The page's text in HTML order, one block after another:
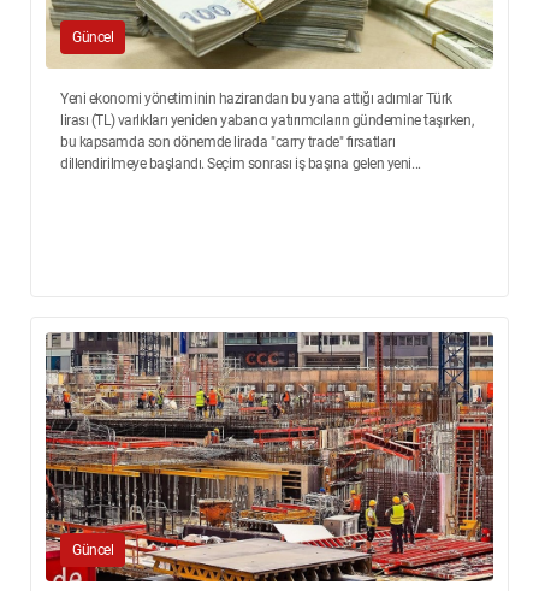
Güncel
Yeni ekonomi yönetiminin hazirandan bu yana attığı adımlar Türk
lirası (TL) varlıkları yeniden yabancı yatırımcıların gündemine taşırken,
bu kapsamda son dönemde lirada "carry trade" fırsatları
dillendirilmeye başlandı. Seçim sonrası iş başına gelen yeni...
Güncel